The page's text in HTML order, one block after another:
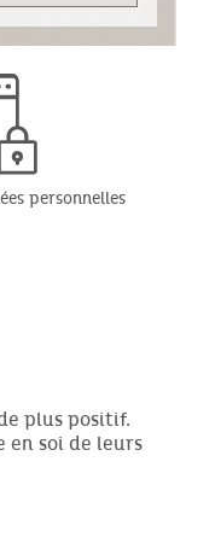
personnelles
plus positif.
en soi de leurs